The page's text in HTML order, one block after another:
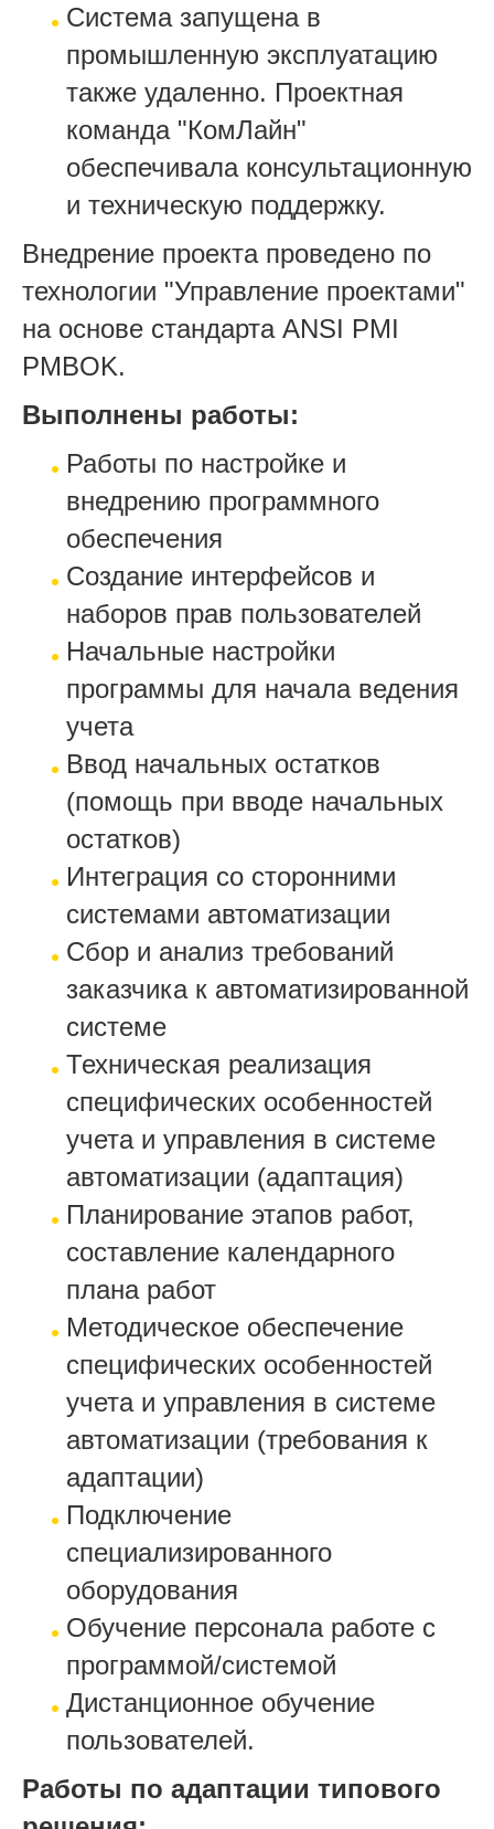
Система запущена в
промышленную эксплуатацию
также удаленно. Проектная
команда "КомЛайн"
обеспечивала консультационную
и техническую поддержку.
Внедрение проекта проведено по
технологии "Управление проектами"
на основе стандарта ANSI PMI
PMBOK.
Выполнены работы:
Работы по настройке и
внедрению программного
обеспечения
Создание интерфейсов и
наборов прав пользователей
Начальные настройки
программы для начала ведения
учета
Ввод начальных остатков
(помощь при вводе начальных
остатков)
Интеграция со сторонними
системами автоматизации
Сбор и анализ требований
заказчика к автоматизированной
системе
Техническая реализация
специфических особенностей
учета и управления в системе
автоматизации (адаптация)
Планирование этапов работ,
составление календарного
плана работ
Методическое обеспечение
специфических особенностей
учета и управления в системе
автоматизации (требования к
адаптации)
Подключение
специализированного
оборудования
Обучение персонала работе с
программой/системой
Дистанционное обучение
пользователей.
Работы по адаптации типового